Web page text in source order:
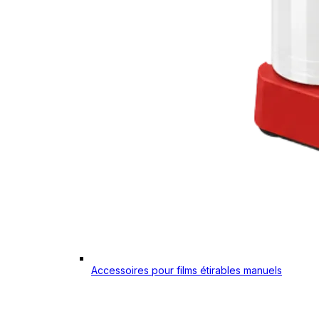
Accessoires pour films étirables manuels